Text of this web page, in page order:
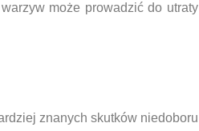
może prowadzić do utraty
znanych skutków niedoboru